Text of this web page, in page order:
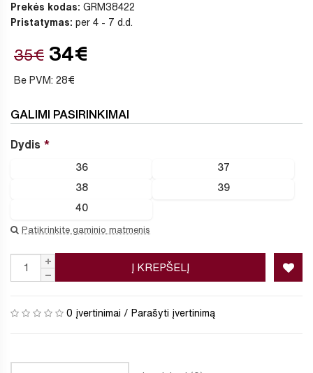
Prekės kodas: GRM38422
Pristatymas: per 4 - 7 d.d.
35€ 34€
Be PVM: 28€
GALIMI PASIRINKIMAI
Dydis
36 37
38 39
40
Patikrinkite gaminio matmenis
Į KREPŠELĮ
0 įvertinimai / Parašyti įvertinimą